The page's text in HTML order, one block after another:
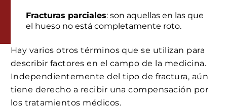
Fracturas parciales: son aquellas en las que
el hueso no está completamente roto.
Hay varios otros términos que se utilizan para
describir factores en el campo de la medicina.
Independientemente del tipo de fractura, aún
tiene derecho a recibir una compensación por
los tratamientos médicos.